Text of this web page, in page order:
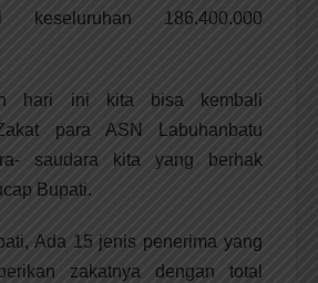
keseluruhan 186.400.000
hari ini kita bisa kembali
para ASN Labuhanbatu
saudara kita yang berhak
Bupati.
Ada 15 jenis penerima yang
zakatnya dengan total